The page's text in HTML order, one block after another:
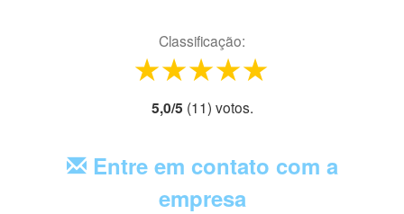
Classificação:
4 stars
3 stars
2 stars
1 star
5,0/5 (11) votos.
Entre em contato com a
empresa